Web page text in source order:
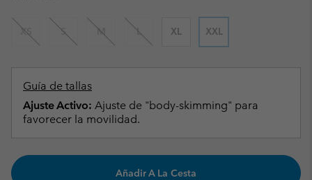
XS S M L XL XXL
Guía de tallas
Ajuste Activo: Ajuste de "body-skimming" para
favorecer la movilidad.
Añadir A La Cesta